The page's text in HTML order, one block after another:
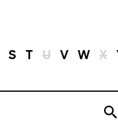
S T U V W X